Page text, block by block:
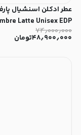
عطر ادکلن اسنشیال
Latte Unisex EDP
۷۴٫۰۰۰٫۰۰۰
۴۸٫۹۰۰٫۰۰۰تومان